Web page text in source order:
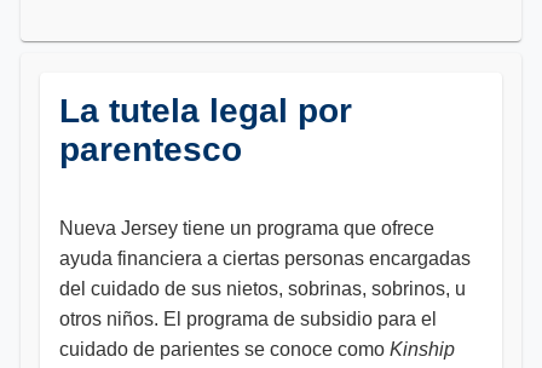
La tutela legal por
parentesco
Nueva Jersey tiene un programa que ofrece
ayuda financiera a ciertas personas encargadas
del cuidado de sus nietos, sobrinas, sobrinos, u
otros niños. El programa de subsidio para el
cuidado de parientes se conoce como Kinship